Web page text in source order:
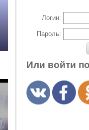
Логин:
Пароль:
Или войти